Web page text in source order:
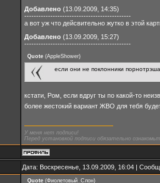
Добавлено(13.09.2009, 14:35)
---------------------------------------------
а вот уж что дейсвительно жутко в этой
Добавлено(13.09.2009, 15:27)
---------------------------------------------
Quote(AppleShower)
если они не поклонники порнотрэша
кстати, Ром, если вдруг ты по какой-то
более жестокий вариант ЖВО для тебя
У меня нет подписи!
Перед установкой подписи обязательно
Дата: Воскресенье, 13.09.2009, 16:04 |
Quote(Фиолетовый_Слон)